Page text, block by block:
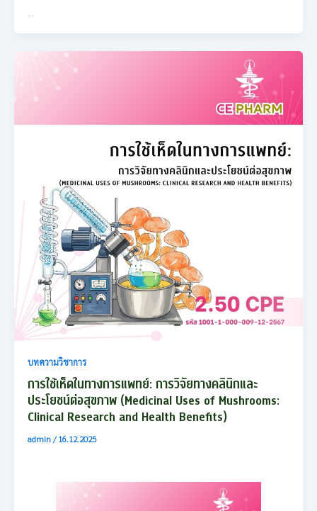
บทความวิชาการ
การใช้เห็ดในทางการแพทย์: การวิจัยทางคลินิกและ
ประโยชน์ต่อสุขภาพ (Medicinal Uses of Mushrooms:
Clinical Research and Health Benefits)
admin/16.12.2025